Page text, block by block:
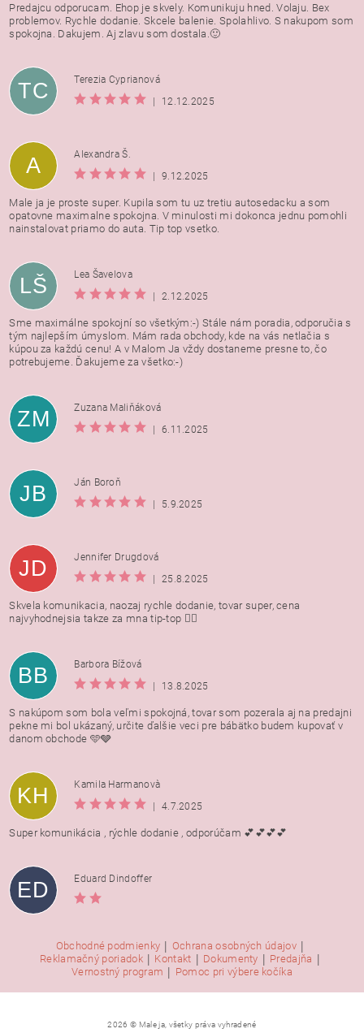
Predajcu odporucam. Ehop je skvely. Komunikuju hned. Volaju. Bex
problemov. Rychle dodanie. Skcele balenie. Spolahlivo. S nakupom som
spokojna. Dakujem. Aj zlavu som dostala.🙂
TC
Terezia Cyprianová
|
12.12.2025
A
Alexandra Š.
|
9.12.2025
Male ja je proste super. Kupila som tu uz tretiu autosedacku a som
opatovne maximalne spokojna. V minulosti mi dokonca jednu pomohli
nainstalovat priamo do auta. Tip top vsetko.
LŠ
Lea Šavelova
|
2.12.2025
Sme maximálne spokojní so všetkým:-) Stále nám poradia, odporučia s
tým najlepším úmyslom. Mám rada obchody, kde na vás netlačia s
kúpou za každú cenu! A v Malom Ja vždy dostaneme presne to, čo
potrebujeme. Ďakujeme za všetko:-)
ZM
Zuzana Maliňáková
|
6.11.2025
JB
Ján Boroň
|
5.9.2025
JD
Jennifer Drugdová
|
25.8.2025
Skvela komunikacia, naozaj rychle dodanie, tovar super, cena
najvyhodnejsia takze za mna tip-top 👍🏻
BB
Barbora Bížová
|
13.8.2025
S nakúpom som bola veľmi spokojná, tovar som pozerala aj na predajni
pekne mi bol ukázaný, určite ďalšie veci pre bábätko budem kupovať v
danom obchode 🩵🩶
KH
Kamila Harmanovà
|
4.7.2025
Super komunikácia , rýchle dodanie , odporúčam 💕💕💕💕
ED Eduard Dindoffer
Obchodné podmienky | Ochrana osobných údajov |
Reklamačný poriadok | Kontakt | Dokumenty | Predajňa |
Vernostný program | Pomoc pri výbere kočíka
2026 © Male ja, všetky práva vyhradené